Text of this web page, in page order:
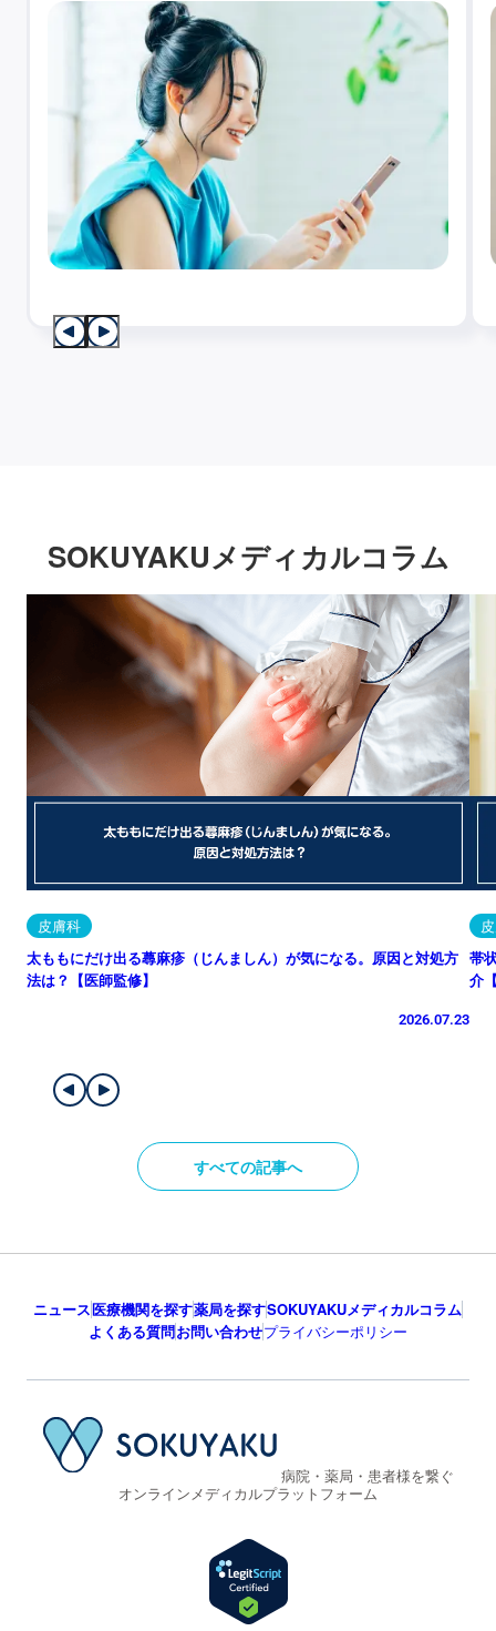
SOKUYAKUメディカルコラム
皮膚科
太ももにだけ出る蕁麻疹（じんましん）が気になる。原因と対処方
法は？【医師監修】
2026.07.23
帯
介
すべての記事へ
ニュース医療機関を探す薬局を探すSOKUYAKUメディカルコラム
よくある質問お問い合わせプライバシーポリシー
病院・薬局・患者様を繋ぐ
オンラインメディカルプラットフォーム